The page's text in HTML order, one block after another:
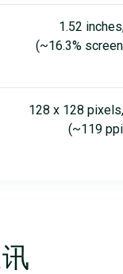
1.52
(~16.3%
128 x 128
(~119